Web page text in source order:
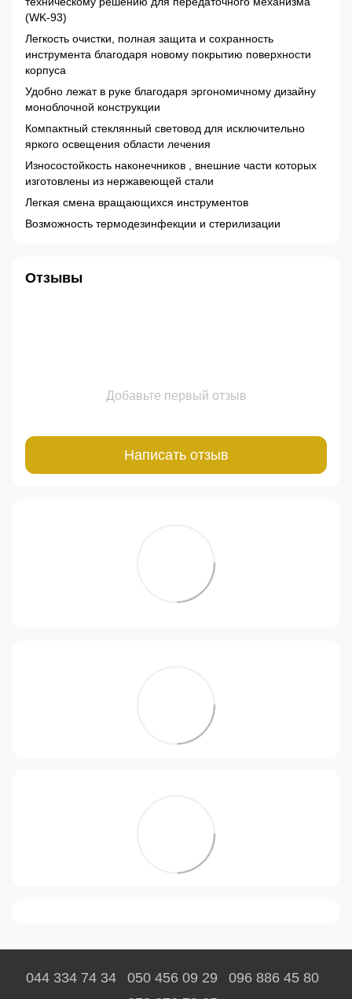
(WK-93)
Легкость очистки, полная защита и сохранность
инструмента благодаря новому покрытию поверхности
корпуса
Удобно лежат в руке благодаря эргономичному дизайну
моноблочной конструкции
Компактный стеклянный световод для исключительно
яркого освещения области лечения
Износостойкость наконечников , внешние части которых
изготовлены из нержавеющей стали
Легкая смена вращающихся инструментов
Возможность термодезинфекции и стерилизации
Отзывы
Добавьте первый отзыв
Написать отзыв
044 334 74 34 050 456 09 29
096 886 45 80